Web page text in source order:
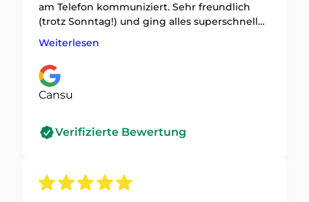
am Telefon kommuniziert. Sehr freundlich
(trotz Sonntag!) und ging alles superschnell
und ohne Schaden an der Tür!
Weiterlesen
Cansu
Verifizierte Bewertung